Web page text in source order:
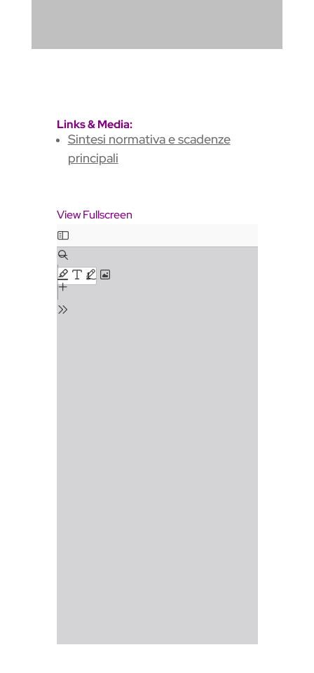
Links & Media:
Sintesi normativa e scadenze
principali
View Fullscreen
Skip
to
PDF
content